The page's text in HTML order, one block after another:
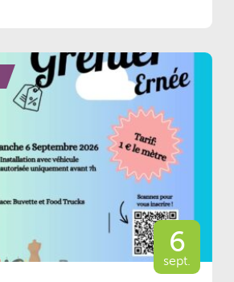
6
sept.